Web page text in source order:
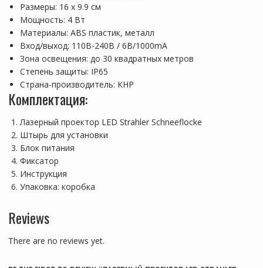
Размеры: 16 x 9.9 см
Мощность: 4 Вт
Материалы: ABS пластик, металл
Вход/выход: 110В-240В / 6В/1000mA
Зона освещения: до 30 квадратных метров
Степень защиты: IP65
Страна-производитель: КНР
Комплектация:
Лазерный проектор LED Strahler Schneeflocke
Штырь для установки
Блок питания
Фиксатор
Инструкция
Упаковка: коробка
Reviews
There are no reviews yet.